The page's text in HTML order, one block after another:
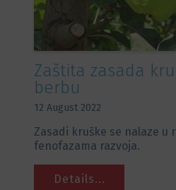
Zaštita zasada
berbu
12 August 2022
Zasadi kruške se nalaze u
fenofazama razvoja.
Details...